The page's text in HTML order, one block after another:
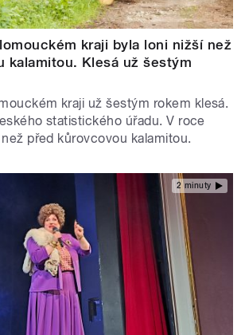
kraji byla loni nižší než
kalamitou. Klesá už šestým
kraji už šestým rokem klesá.
statistického úřadu. V roce
před kůrovcovou kalamitou.
2 minuty